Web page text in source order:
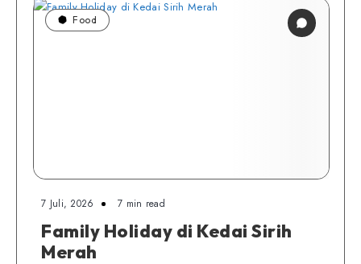
Food
7 Juli, 2026 7 min read
Family Holiday di Kedai Sirih
Merah